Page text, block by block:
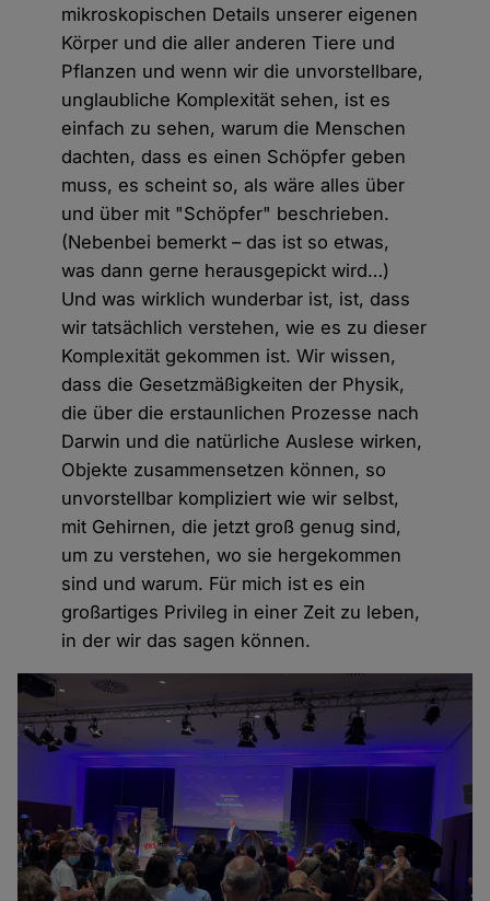
mikroskopischen Details unserer eigenen
Körper und die aller anderen Tiere und
Pflanzen und wenn wir die unvorstellbare,
unglaubliche Komplexität sehen, ist es
einfach zu sehen, warum die Menschen
dachten, dass es einen Schöpfer geben
muss, es scheint so, als wäre alles über
und über mit "Schöpfer" beschrieben.
(Nebenbei bemerkt – das ist so etwas,
was dann gerne herausgepickt wird…)
Und was wirklich wunderbar ist, ist, dass
wir tatsächlich verstehen, wie es zu dieser
Komplexität gekommen ist. Wir wissen,
dass die Gesetzmäßigkeiten der Physik,
die über die erstaunlichen Prozesse nach
Darwin und die natürliche Auslese wirken,
Objekte zusammensetzen können, so
unvorstellbar kompliziert wie wir selbst,
mit Gehirnen, die jetzt groß genug sind,
um zu verstehen, wo sie hergekommen
sind und warum. Für mich ist es ein
großartiges Privileg in einer Zeit zu leben,
in der wir das sagen können.